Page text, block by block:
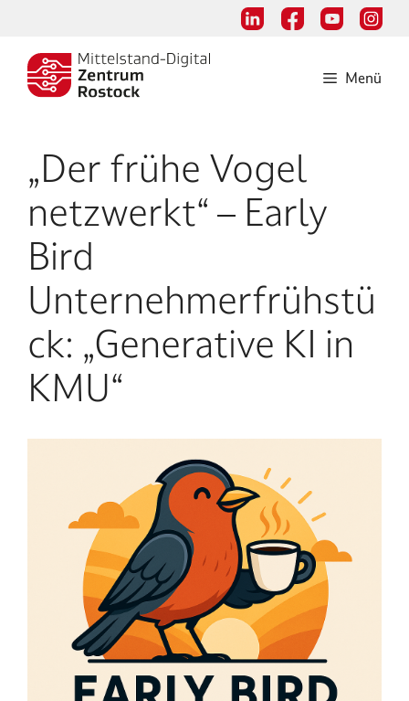
springen
Menü
„Der frühe Vogel
netzwerkt“ – Early
Bird
Unternehmerfrühstü
ck: „Generative KI in
KMU“